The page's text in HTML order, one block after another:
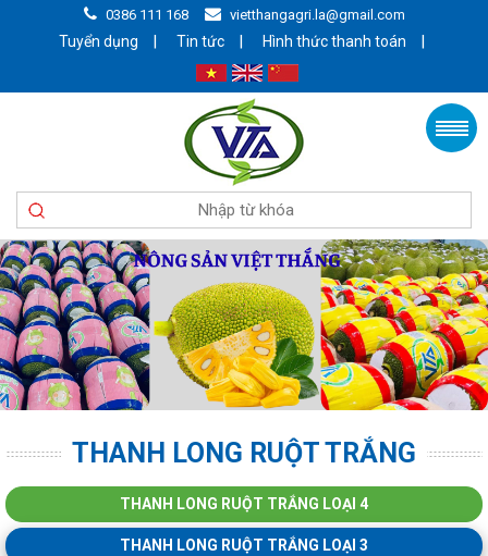
0386 111 168 vietthangagri.la@gmail.com
Tuyển dụng | Tin tức | Hình thức thanh toán |
THANH LONG RUỘT TRẮNG
THANH LONG RUỘT TRẮNG LOẠI 4
THANH LONG RUỘT TRẮNG LOẠI 3